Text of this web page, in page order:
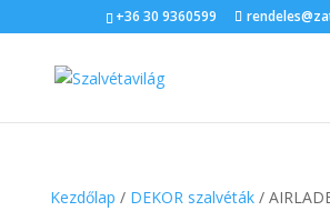
+36 30 9360599
Kezdőlap / DEKOR szalvéták/